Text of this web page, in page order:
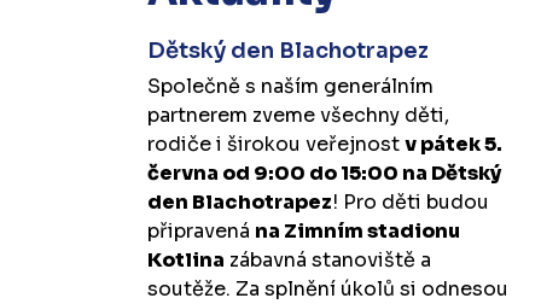
Dětský den Blachotrapez
Společně s naším generálním
partnerem zveme všechny děti,
rodiče i širokou veřejnostv pátek 5.
června od 9:00 do 15:00 na Dětský
den Blachotrapez! Pro děti budou
připravená na Zimním stadionu
Kotlina zábavná stanoviště a
soutěže. Za splnění úkolů si odnesou